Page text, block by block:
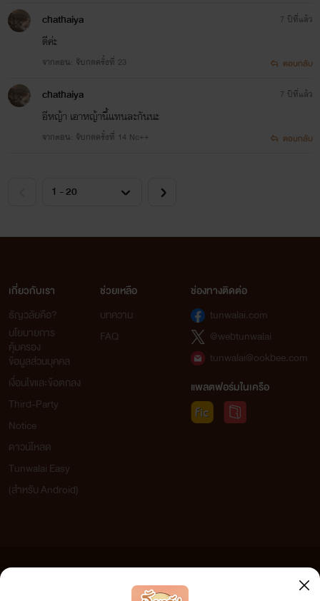
chathaiya
ดีค่ะ
จากตอน: จับกดครั้งที่ 23
7 ปีที่แล้ว
ตอบกลับ
chathaiya
อีหญ้า เอาหญ้านี้แทนละกันนะ
จากตอน: จับกดครั้งที่ 14 Nc++
7 ปีที่แล้ว
ตอบกลับ
เกี่ยวกับเรา
ธัญวลัยคือ?
นโยบายการ
คุ้มครอง
ข้อมูลส่วนบุคคล
เงื่อนไขและข้อตกลง
Third-Party
Notice
ดาวน์โหลด
Tunwalai Easy
(สำหรับ Android)
ช่วยเหลือ
บทความ
FAQ
ช่องทางติดต่อ
tunwalai.com
@webtunwalai
tunwalai@ookbee.com
แพลตฟอร์มในเครือ
เว็บไซต์แห่งนี้ไม่ได้เห็นด้วยและไม่ขอรับผิดชอบต่อข้อความใดๆ ทั้งสิ้น ดังนั้นผู้อ่านทุกท่านโปรดใช้